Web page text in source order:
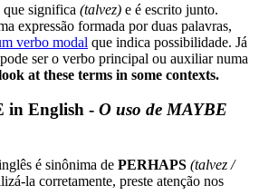
significa (talvez) e é escrito junto.
expressão formada por duas palavras,
verbo modal que indica possibilidade. Já
pode ser o verbo principal ou auxiliar numa
at these terms in some contexts.
in English - O uso de MAYBE
é sinônima de PERHAPS (talvez /
la corretamente, preste atenção nos